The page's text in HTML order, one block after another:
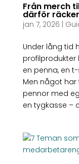
Från merch
därför
jan 7, 2026
Under lång tid
profilprodukter
en penna, en
Men något
pennor med
en tygkasse –